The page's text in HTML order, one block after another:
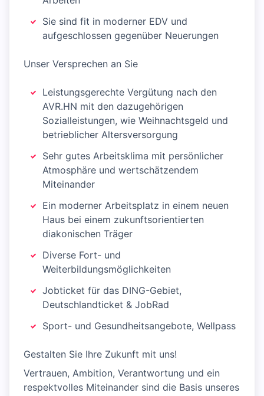
Sie sind fit in moderner EDV und
aufgeschlossen gegenüber Neuerungen
Unser Versprechen an Sie
Leistungsgerechte Vergütung nach den
AVR.HN mit den dazugehörigen
Sozialleistungen, wie Weihnachtsgeld und
betrieblicher Altersversorgung
Sehr gutes Arbeitsklima mit persönlicher
Atmosphäre und wertschätzendem
Miteinander
Ein moderner Arbeitsplatz in einem neuen
Haus bei einem zukunftsorientierten
diakonischen Träger
Diverse Fort- und
Weiterbildungsmöglichkeiten
Jobticket für das DING-Gebiet,
Deutschlandticket & JobRad
Sport- und Gesundheitsangebote, Wellpass
Gestalten Sie Ihre Zukunft mit uns!
Vertrauen, Ambition, Verantwortung und ein
respektvolles Miteinander sind die Basis unseres